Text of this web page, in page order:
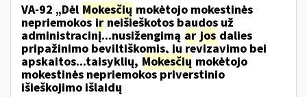
VA-92 „Dėl Mokesčių mokėtojo mokestinės
nepriemokosirneišieškotos baudos už
administracinį...nusižengimą ar jos dalies
pripažinimo beviltiškomis, jų revizavimo bei
apskaitos...taisyklių, Mokesčių mokėtojo
mokestinės nepriemokos priverstinio
išieškojimo išlaidų